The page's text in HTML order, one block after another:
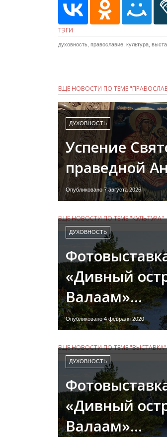
ТЭГИ
духовность православие культура
ЕЩЕ НОВОСТИ ПО ТЕМЕ
ДУХОВНОСТЬ
Успение
праведной
Опубликовано 7 августа 2026
ЕЩЕ НОВОСТИ ПО ТЕМЕ "КУЛЬТУРА"
ДУХОВНОСТЬ
«Дивный
Валаам»…
Опубликовано 4 февраля 2020
ЕЩЕ НОВОСТИ ПО ТЕМЕ "ВЫСТАВКА"
ДУХОВНОСТЬ
«Дивный
Валаам»…